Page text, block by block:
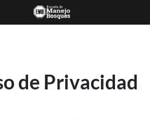
de Privacidad